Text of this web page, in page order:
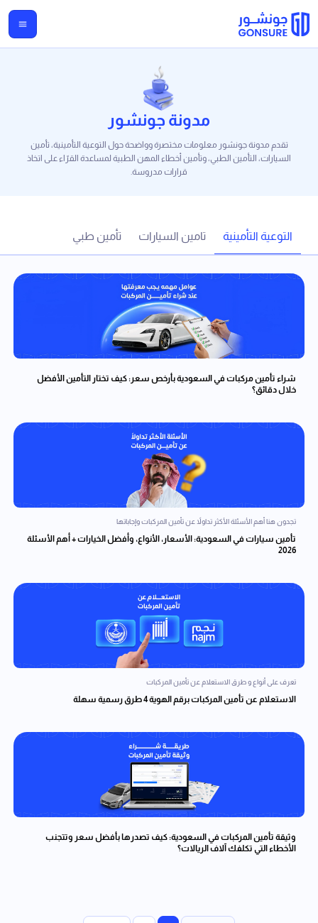
مدونة جونشور
تقدم مدونة جونشور معلومات مختصرة وواضحة حول التوعية التأمينية، تأمين
السيارات، التأمين الطبي، وتأمين أخطاء المهن الطبية لمساعدة القرّاء على اتخاذ
قرارات مدروسة.
التوعية التأمينية تامين السيارات تأمين طبي
شراء تأمين مركبات في السعودية بأرخص سعر: كيف تختار التأمين الأفضل
خلال دقائق؟
تجدون هنا أهم الأسئلة الأكثر تداولاً عن تأمين المركبات وإجاباتها
تأمين سيارات في السعودية: الأسعار، الأنواع، وأفضل الخيارات + أهم الأسئلة
2026
تعرف على أنواع و طرق الاستعلام عن تأمين المركبات
الاستعلام عن تأمين المركبات برقم الهوية 4 طرق رسمية سهلة
وثيقة تأمين المركبات في السعودية: كيف تصدرها بأفضل سعر وتتجنب
الأخطاء التي تكلفك آلاف الريالات؟